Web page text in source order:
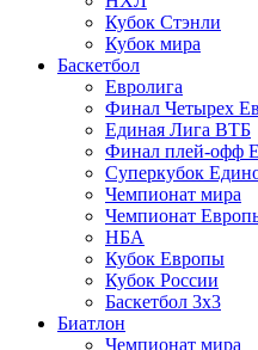
Кубок Стэнли
Кубок мира
Баскетбол
Евролига
Финал Четырех
Единая Лига ВТБ
Финал плей-офф
Суперкубок
Чемпионат мира
Чемпионат
НБА
Кубок Европы
Кубок России
Баскетбол 3х3
Биатлон
Чемпионат мира